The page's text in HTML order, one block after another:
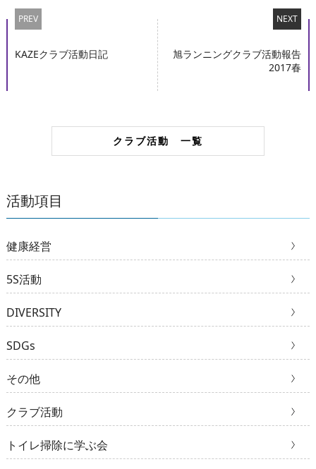
PREV
KAZEクラブ活動日記
NEXT
旭ランニングクラブ活動報告
2017春
クラブ活動 一覧
活動項目
健康経営
5S活動
DIVERSITY
SDGs
その他
クラブ活動
トイレ掃除に学ぶ会